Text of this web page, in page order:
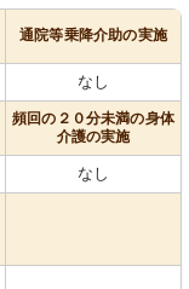
通院等乗降介助の実施
なし
頻回の２０分未満の身体
介護の実施
なし